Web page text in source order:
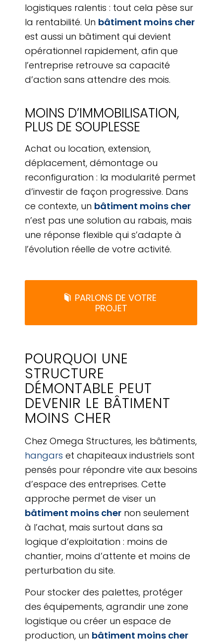
logistiques ralentis : tout cela pèse sur
la rentabilité. Un bâtiment moins cher
est aussi un bâtiment qui devient
opérationnel rapidement, afin que
l’entreprise retrouve sa capacité
d’action sans attendre des mois.
MOINS D’IMMOBILISATION,
PLUS DE SOUPLESSE
Achat ou location, extension,
déplacement, démontage ou
reconfiguration : la modularité permet
d’investir de façon progressive. Dans
ce contexte, un bâtiment moins cher
n’est pas une solution au rabais, mais
une réponse flexible qui s’adapte à
l’évolution réelle de votre activité.
PARLONS DE VOTRE
PROJET
POURQUOI UNE
STRUCTURE
DÉMONTABLE PEUT
DEVENIR LE BÂTIMENT
MOINS CHER
Chez Omega Structures, les bâtiments,
hangars et chapiteaux industriels sont
pensés pour répondre vite aux besoins
d’espace des entreprises. Cette
approche permet de viser un
bâtiment moins cher non seulement
à l’achat, mais surtout dans sa
logique d’exploitation : moins de
chantier, moins d’attente et moins de
perturbation du site.
Pour stocker des palettes, protéger
des équipements, agrandir une zone
logistique ou créer un espace de
production, un bâtiment moins cher